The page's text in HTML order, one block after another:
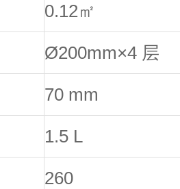
0.12㎡
Ø200mm×4 层
70 mm
1.5 L
260